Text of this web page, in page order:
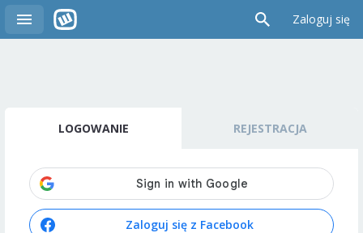
Zaloguj się
LOGOWANIE REJESTRACJA
Zaloguj się z Facebook